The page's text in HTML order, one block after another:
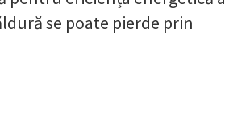
se poate pierde prin